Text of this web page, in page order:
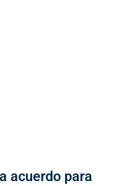
acuerdo para